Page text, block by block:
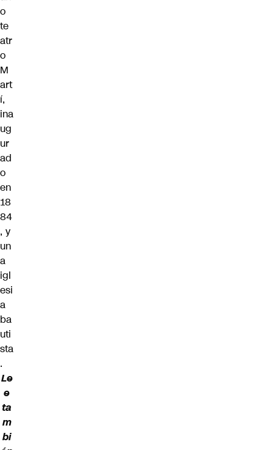
o
te
atr
o
M
art
í,
ina
ug
ur
ad
o
en
18
84
, y
un
a
igl
esi
a
ba
uti
sta
.
Le
e
ta
m
bi